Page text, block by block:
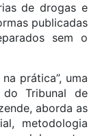
de drogas e
publicadas
sem o
prática”, uma
Tribunal de
aborda as
metodologia